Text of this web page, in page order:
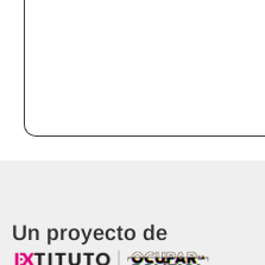
Un proyecto de